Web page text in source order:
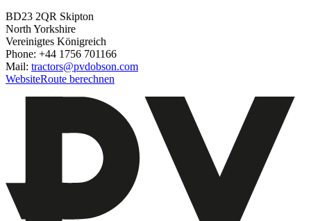
BD23 2QR Skipton
North Yorkshire
Vereinigtes Königreich
Phone: +44 1756 701166
Mail: tractors@pvdobson.com
WebsiteRoute berechnen